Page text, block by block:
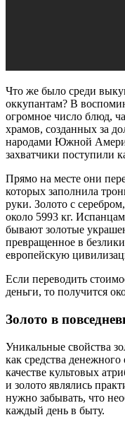
Что же было среди
оккупантам? В
огромное число блюд,
храмов, созданных за
народами Южной
захватчики поступили
Прямо на месте они
которых заполнила
руки. Золото с
около 5993 кг. Испанцам
бывают золотые
превращенное в
европейскую
Если переводить
деньги, то получится
Золото в
Уникальные свойства
как средства
качестве культовых
и золото являлись
нужно забывать, что
каждый день в быту.